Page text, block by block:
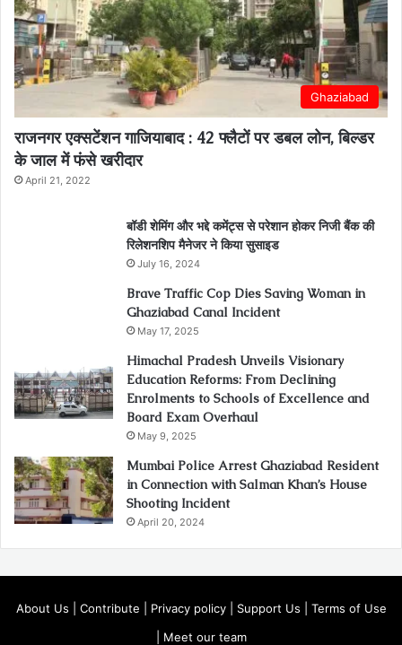
Ghaziabad
राजनगर एक्सटेंशन गाजियाबाद : 42 फ्लैटों पर डबल लोन, बिल्डर
के जाल में फंसे खरीदार
April 21, 2022
बॉडी शेमिंग और भद्दे कमेंट्स से परेशान होकर निजी बैंक की
रिलेशनशिप मैनेजर ने किया सुसाइड
July 16, 2024
Brave Traffic Cop Dies Saving Woman in
Ghaziabad Canal Incident
May 17, 2025
Himachal Pradesh Unveils Visionary
Education Reforms: From Declining
Enrolments to Schools of Excellence and
Board Exam Overhaul
May 9, 2025
Mumbai Police Arrest Ghaziabad Resident
in Connection with Salman Khan’s House
Shooting Incident
April 20, 2024
About Us Contribute Privacy policy| Support Us
Terms of Use
Meet our team